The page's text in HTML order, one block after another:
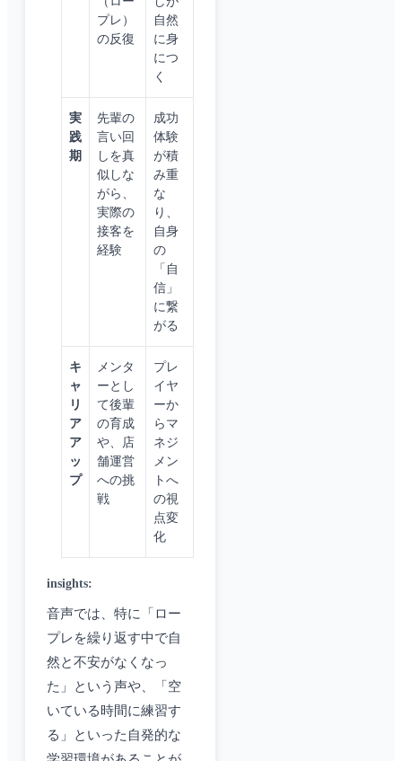
プレ）
の反復
自然
に身
につ
く
実
践
期
先輩の
言い回
しを真
似しな
がら、
実際の
接客を
経験
成功
体験
が積
み重
な
り、
自身
の
「自
信」
に繋
がる
キ
ャ
リ
ア
ア
ッ
プ
メンタ
ーとし
て後輩
の育成
や、店
舗運営
への挑
戦
プレ
イヤ
ーか
らマ
ネジ
メン
トへ
の視
点変
化
insights:
音声では、特に「ロー
プレを繰り返す中で自
然と不安がなくなっ
た」という声や、「空
いている時間に練習す
る」といった自発的な